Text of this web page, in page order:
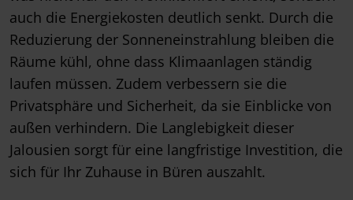
auch die Energiekosten deutlich senkt. Durch die
Reduzierung der Sonneneinstrahlung bleiben die
Räume kühl, ohne dass Klimaanlagen ständig
laufen müssen. Zudem verbessern sie die
Privatsphäre und Sicherheit, da sie Einblicke von
außen verhindern. Die Langlebigkeit dieser
Jalousien sorgt für eine langfristige Investition, die
sich für Ihr Zuhause in Büren auszahlt.